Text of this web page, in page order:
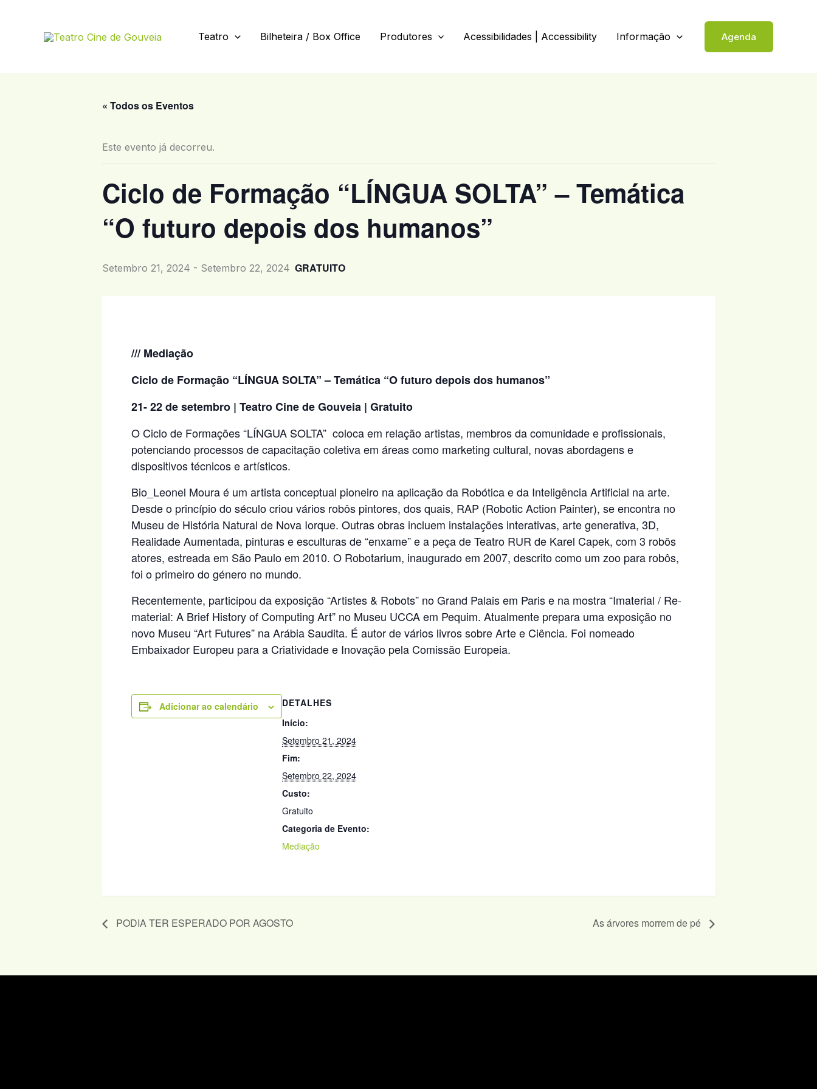
Teatro Bilheteira / Box Office Produtores Acessibilidades | Accessibility Informação Agenda
« Todos os Eventos
Este evento já decorreu.
Ciclo de Formação “LÍNGUA SOLTA” – Temática
“O futuro depois dos humanos”
Setembro 21, 2024 - Setembro 22, 2024 GRATUITO
/// Mediação
Ciclo de Formação “LÍNGUA SOLTA” – Temática “O futuro depois dos humanos”
21- 22 de setembro | Teatro Cine de Gouveia | Gratuito
O Ciclo de Formações “LÍNGUA SOLTA” coloca em relação artistas, membros da comunidade e profissionais,
potenciando processos de capacitação coletiva em áreas como marketing cultural, novas abordagens e
dispositivos técnicos e artísticos.
Bio_Leonel Moura é um artista conceptual pioneiro na aplicação da Robótica e da Inteligência Artificial na arte.
Desde o princípio do século criou vários robôs pintores, dos quais, RAP (Robotic Action Painter), se encontra no
Museu de História Natural de Nova Iorque. Outras obras incluem instalações interativas, arte generativa, 3D,
Realidade Aumentada, pinturas e esculturas de “enxame” e a peça de Teatro RUR de Karel Capek, com 3 robôs
atores, estreada em São Paulo em 2010. O Robotarium, inaugurado em 2007, descrito como um zoo para robôs,
foi o primeiro do género no mundo.
Recentemente, participou da exposição “Artistes & Robots” no Grand Palais em Paris e na mostra “Imaterial / Re-
material: A Brief History of Computing Art” no Museu UCCA em Pequim. Atualmente prepara uma exposição no
novo Museu “Art Futures” na Arábia Saudita. É autor de vários livros sobre Arte e Ciência. Foi nomeado
Embaixador Europeu para a Criatividade e Inovação pela Comissão Europeia.
Adicionar ao calendário
DETALHES
Início:
Setembro 21, 2024
Fim:
Setembro 22, 2024
Custo:
Gratuito
Categoria de Evento:
Mediação
PODIA TER ESPERADO POR AGOSTO As árvores morrem de pé